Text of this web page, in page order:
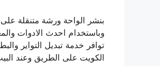
بنشر الواحة ورشة متنقلة
وباستخدام احدث الادوات
توافر خدمة تبديل التواير
الكويت على الطريق وعند